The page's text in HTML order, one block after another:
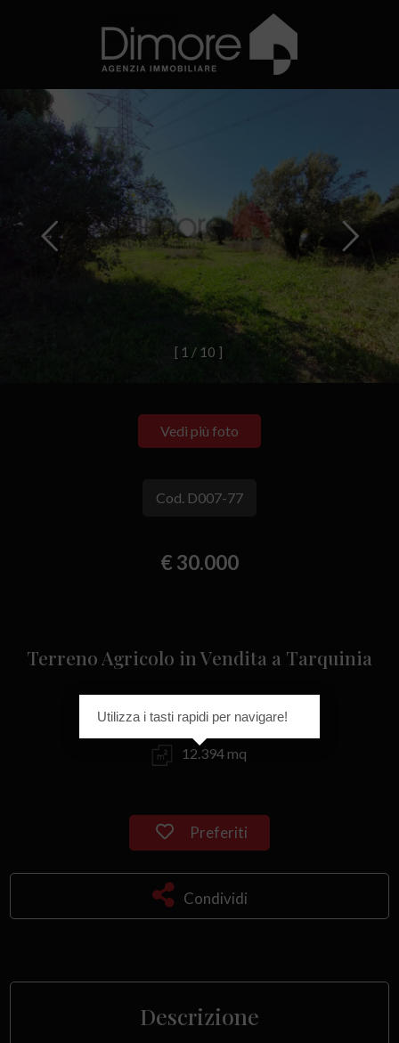
[ 1 / 1 0 ]
Vedi più foto
Cod. D007-77
€ 30.000
Terreno Agricolo in Vendita a Tarquinia
12.394 mq
Preferiti
Condividi
Descrizione
Utilizza i tasti rapidi per navigare!